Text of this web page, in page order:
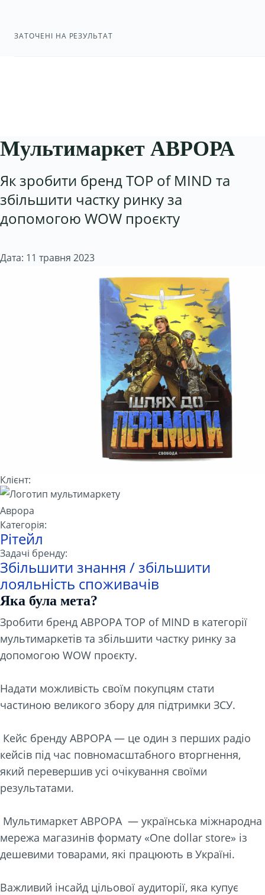
ЗАТОЧЕНІ НА РЕЗУЛЬТАТ
Мультимаркет АВРОРА
Як зробити бренд TOP of MIND та
збільшити частку ринку за
допомогою WOW проєкту
Дата: 11 травня 2023
Клієнт:
Категорія:
Рітейл
Задачі бренду:
Збільшити знання / збільшити
лояльність споживачів
Яка була мета?
Зробити бренд АВРОРА TOP of MIND в категорії
мультимаркетів та збільшити частку ринку за
допомогою WOW проєкту.
Надати можливість своїм покупцям стати
частиною великого збору для підтримки ЗСУ.
Кейс бренду АВРОРА — це один з перших радіо
кейсів під час повномасштабного вторгнення,
який перевершив усі очікування своїми
результатами.
Мультимаркет АВРОРА — українська міжнародна
мережа магазинів формату «One dollar store» із
дешевими товарами, які працюють в Україні.
Важливий інсайд цільової аудиторії, яка купує